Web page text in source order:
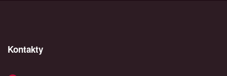
Kontakty